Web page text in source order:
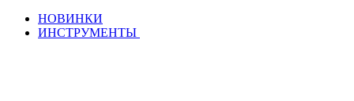
НОВИНКИ
ИНСТРУМЕНТЫ